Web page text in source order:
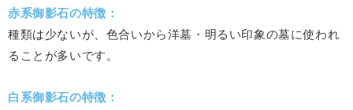
赤系御影石の特徴：
種類は少ないが、色合いから洋墓・明るい印象の墓に使われ
ることが多いです。
白系御影石の特徴：